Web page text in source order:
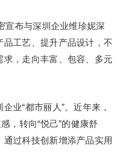
宣布与深圳企业维珍妮深
工艺、提升产品设计，不
求，走向丰富、包容、多元
业“都市丽人”。近年来，
，转向“悦己”的健康舒
过科技创新增添产品实用